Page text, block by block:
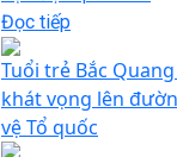
Đọc tiếp
Tuổi trẻ Bắc
khát vọng lên
vệ Tổ quốc